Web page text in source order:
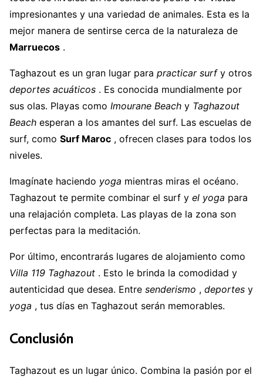
impresionantes y una variedad de animales. Esta es la
mejor manera de sentirse cerca de la naturaleza de
Marruecos .
Taghazout es un gran lugar para practicar surfy otros
deportes acuáticos . Es conocida mundialmente por
sus olas. Playas como Imourane Beach y Taghazout
Beach esperan a los amantes del surf. Las escuelas de
surf, como Surf Maroc , ofrecen clases para todos los
niveles.
Imagínate haciendo yoga mientras miras el océano.
Taghazout te permite combinar el surf y el yoga para
una relajación completa. Las playas de la zona son
perfectas para la meditación.
Por último, encontrarás lugares de alojamiento como
Villa 119 Taghazout . Esto le brinda la comodidad y
autenticidad que desea. Entre senderismo , deportes y
yoga , tus días en Taghazout serán memorables.
Conclusión
Taghazout es un lugar único. Combina la pasión por el